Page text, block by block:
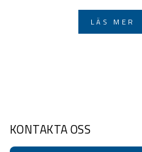
LÄS MER
KONTAKTA OSS